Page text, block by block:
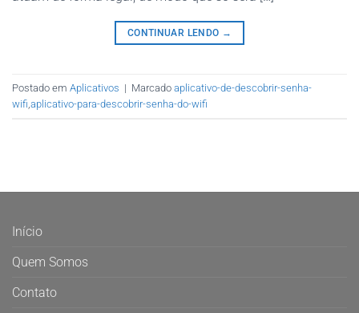
CONTINUAR LENDO →
Postado em Aplicativos | Marcado aplicativo-de-descobrir-senha-
wifi aplicativo-para-descobrir-senha-do-wifi
Início
Quem Somos
Contato